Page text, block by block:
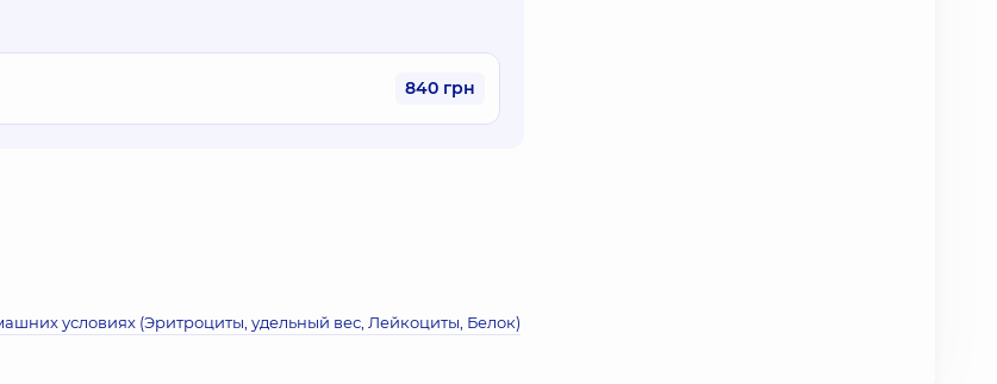
840 грн
условиях (Эритроциты, удельный вес, Лейкоциты, Белок)